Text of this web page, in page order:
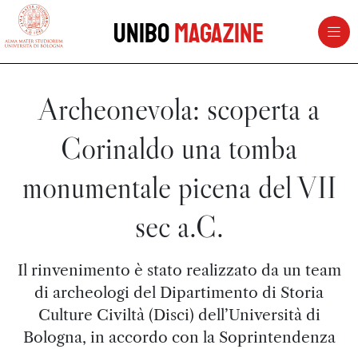
vai al contenuto della pagina
UniboMagazine
Archeonevola: scoperta a
Corinaldo una tomba
monumentale picena del VII
sec a.C.
Il rinvenimento è stato realizzato da un team
di archeologi del Dipartimento di Storia
Culture Civiltà (Disci) dell’Università di
Bologna, in accordo con la Soprintendenza